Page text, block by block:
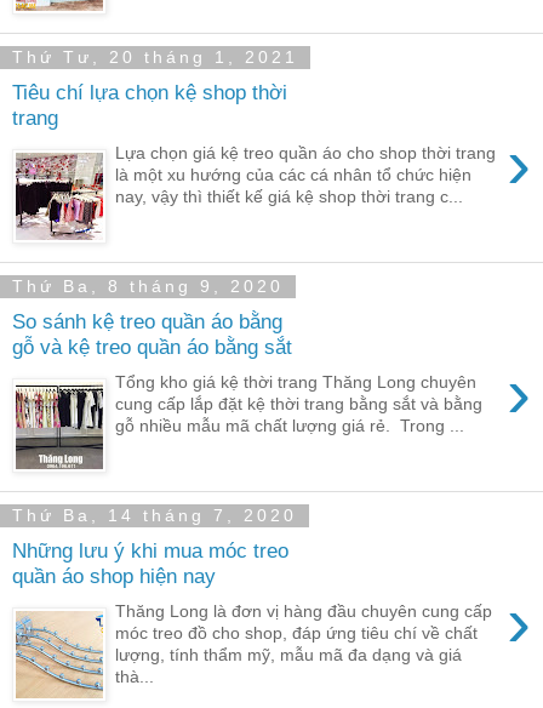
Thứ Tư, 20 tháng 1, 2021
Tiêu chí lựa chọn kệ shop thời
trang
›
Lựa chọn giá kệ treo quần áo cho shop thời trang
là một xu hướng của các cá nhân tổ chức hiện
nay, vậy thì thiết kế giá kệ shop thời trang c...
Thứ Ba, 8 tháng 9, 2020
So sánh kệ treo quần áo bằng
gỗ và kệ treo quần áo bằng sắt
›
Tổng kho giá kệ thời trang Thăng Long chuyên
cung cấp lắp đặt kệ thời trang bằng sắt và bằng
gỗ nhiều mẫu mã chất lượng giá rẻ. Trong ...
Thứ Ba, 14 tháng 7, 2020
Những lưu ý khi mua móc treo
quần áo shop hiện nay
›
Thăng Long là đơn vị hàng đầu chuyên cung cấp
móc treo đồ cho shop, đáp ứng tiêu chí về chất
lượng, tính thẩm mỹ, mẫu mã đa dạng và giá
thà...